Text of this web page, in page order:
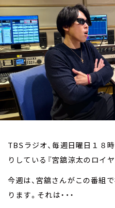
イベント・グッズ
YouTube
会社情報
TBSラジオ、毎週日曜日１８
りしている『宮舘涼太のロイ
今週は、宮舘さんがこの番組
ります。それは・・・